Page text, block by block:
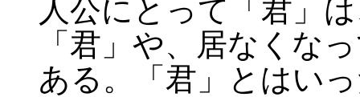
人公にとって「君」
「君」や、居なくな
ある。「君」とはい